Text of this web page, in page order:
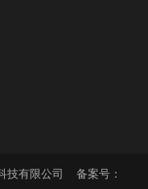
技有限公司 备案号：